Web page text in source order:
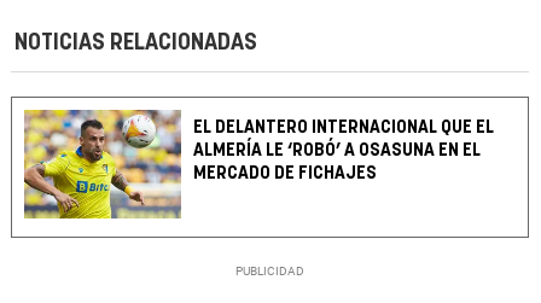
NOTICIAS RELACIONADAS
EL DELANTERO INTERNACIONAL QUE EL
ALMERÍA LE ‘ROBÓ’ A OSASUNA EN EL
MERCADO DE FICHAJES